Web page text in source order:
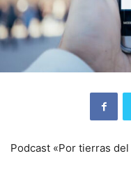
Podcast «Por tierras